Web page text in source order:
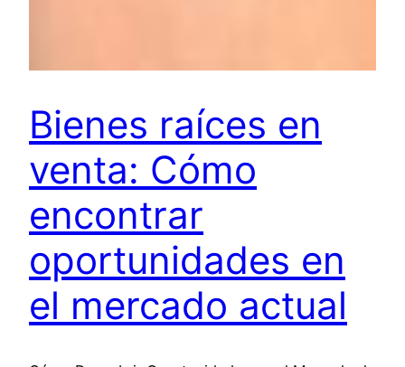
Bienes raíces en
venta: Cómo
encontrar
oportunidades en
el mercado actual